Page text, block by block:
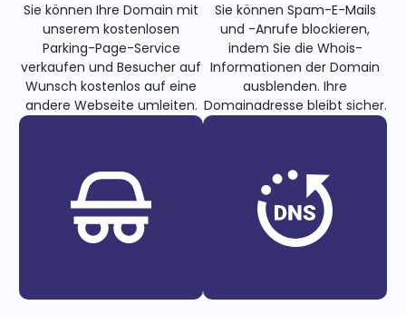
Sie können Ihre Domain mit
unserem kostenlosen
Parking-Page-Service
verkaufen und Besucher auf
Wunsch kostenlos auf eine
andere Webseite umleiten.
Sie können Spam-E-Mails
und -Anrufe blockieren,
indem Sie die Whois-
Informationen der Domain
ausblenden. Ihre
Domainadresse bleibt sicher.